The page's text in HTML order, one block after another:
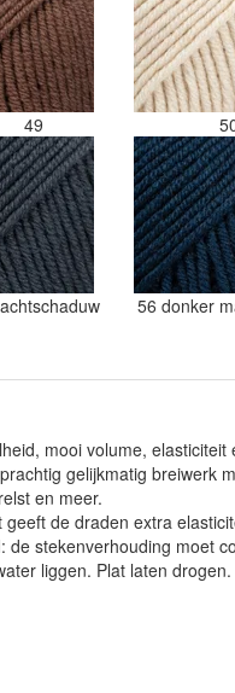
49
56 donker
mooi volume,
gelijkmatig breiwerk
en meer.
de draden extra
stekenverhouding moet
liggen. Plat laten drogen.